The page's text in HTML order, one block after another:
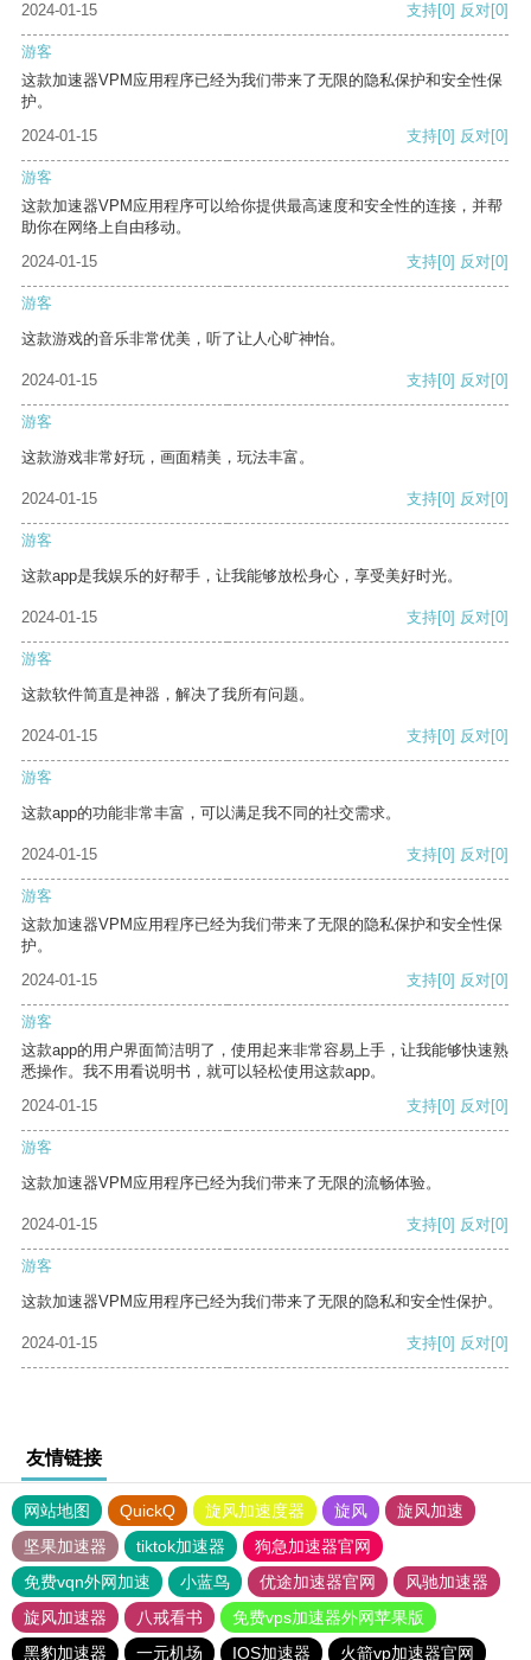
2024-01-15 支持[0] 反对[0]
游客
这款加速器VPM应用程序已经为我们带来了无限的隐私保护和安全性保
护。
2024-01-15
支持[0] 反对[0]
游客
这款加速器VPM应用程序可以给你提供最高速度和安全性的连接，并帮
助你在网络上自由移动。
2024-01-15
支持[0] 反对[0]
游客
这款游戏的音乐非常优美，听了让人心旷神怡。
2024-01-15 支持[0] 反对[0]
游客
这款游戏非常好玩，画面精美，玩法丰富。
2024-01-15 支持[0] 反对[0]
游客
这款app是我娱乐的好帮手，让我能够放松身心，享受美好时光。
2024-01-15 支持[0] 反对[0]
游客
这款软件简直是神器，解决了我所有问题。
2024-01-15 支持[0] 反对[0]
游客
这款app的功能非常丰富，可以满足我不同的社交需求。
2024-01-15 支持[0] 反对[0]
游客
这款加速器VPM应用程序已经为我们带来了无限的隐私保护和安全性保
护。
2024-01-15
支持[0] 反对[0]
游客
这款app的用户界面简洁明了，使用起来非常容易上手，让我能够快速熟
悉操作。我不用看说明书，就可以轻松使用这款app。
2024-01-15
支持[0] 反对[0]
游客
这款加速器VPM应用程序已经为我们带来了无限的流畅体验。
2024-01-15 支持[0] 反对[0]
游客
这款加速器VPM应用程序已经为我们带来了无限的隐私和安全性保护。
2024-01-15 支持[0] 反对[0]
友情链接
网站地图 QuickQ 旋风加速度器 旋风
旋风加速
坚果加速器
tiktok加速器
狗急加速器官网
免费vqn外网加速
小蓝鸟 优途加速器官网
风驰加速器
旋风加速器
八戒看书
免费vps加速器外网苹果版
黑豹加速器
一元机场 IOS加速器 火箭vp加速器官网